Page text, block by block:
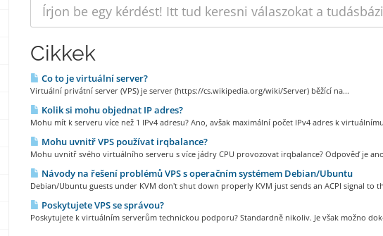
Cikkek
Co to je virtuální server?
Virtuální privátní server (VPS) je server (https://cs.wikipedia.org/wiki/Server) běžící na...
Kolik si mohu objednat IP adres?
Mohu mít k serveru více než 1 IPv4 adresu? Ano, avšak maximální počet IPv4 adres k
Mohu uvnitř VPS používat irqbalance?
Mohu uvnitř svého virtuálního serveru s více jádry CPU provozovat irqbalance? Odpověď je
Návody na řešení problémů VPS s operačním systémem Debian/Ubuntu
Debian/Ubuntu guests under KVM don't shut down properly KVM just sends an ACPI signal to
Poskytujete VPS se správou?
Poskytujete k virtuálním serverům technickou podporu? Standardně nikoliv. Je však možno